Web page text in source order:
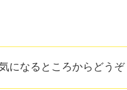
になるところからどうぞ